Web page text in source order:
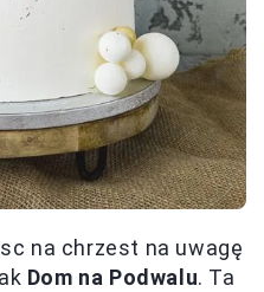
na chrzest na uwagę
Dom na Podwalu. Ta